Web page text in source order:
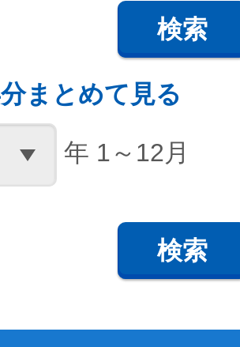
検索
まとめて見る
年 1～12月
検索